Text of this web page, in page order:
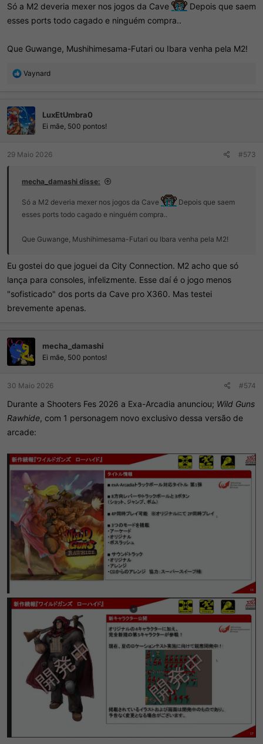
Só a M2 deveria mexer nos jogos da Cave
Depois que saem
esses ports todo cagado e ninguém compra..
Que Guwange, Mushihimesama-Futari ou Ibara venha pela M2!
R
õ
e
s
Vaynard
LuxEtUmbra0
Ei mãe, 500 pontos!
29 Maio 2026 #573
mecha_damashi disse:
Só a M2 deveria mexer nos jogos da Cave
Depois que saem
esses ports todo cagado e ninguém compra..
Que Guwange, Mushihimesama-Futari ou Ibara venha pela M2!
Eu gostei do que joguei da City Connection. M2 acho que só
lança para consoles, infelizmente. Esse daí é o jogo menos
"sofisticado" dos ports da Cave pro X360. Mas testei
brevemente apenas.
mecha_damashi
Ei mãe, 500 pontos!
30 Maio 2026 #574
Durante a Shooters Fes 2026 a Exa-Arcadia anunciou; Wild Guns
Rawhide, com 1 personagem novo exclusivo dessa versão de
arcade: